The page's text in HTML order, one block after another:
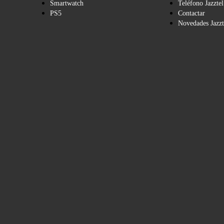
Smartwatch
PS5
Teléfono Jazztel
Contactar
Novedades